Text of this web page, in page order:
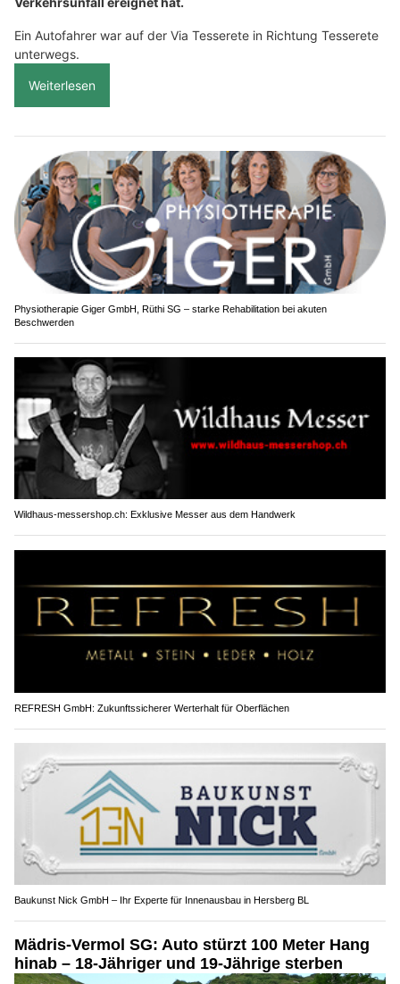
Ein Autofahrer war auf der Via Tesserete in Richtung Tesserete
unterwegs.
Weiterlesen
Physiotherapie Giger GmbH, Rüthi SG – starke Rehabilitation bei akuten
Beschwerden
Wildhaus-messershop.ch: Exklusive Messer aus dem Handwerk
REFRESH GmbH: Zukunftssicherer Werterhalt für Oberflächen
Baukunst Nick GmbH – Ihr Experte für Innenausbau in Hersberg BL
Mädris-Vermol SG: Auto stürzt 100 Meter Hang
hinab – 18-Jähriger und 19-Jährige sterben